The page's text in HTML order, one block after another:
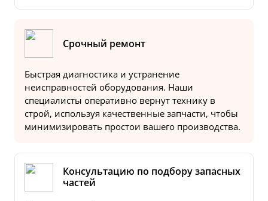
Срочный ремонт
Быстрая диагностика и устранение
неисправностей оборудования. Наши
специалисты оперативно вернут технику в
строй, используя качественные запчасти, чтобы
минимизировать простои вашего производства.
Консультацию по подбору запасных
частей